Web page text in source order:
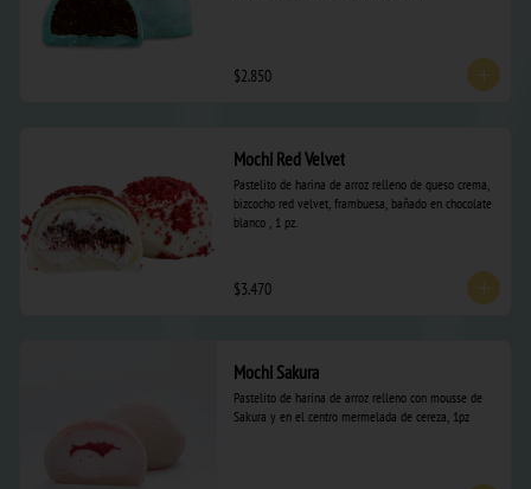
$2.850
Mochi Red Velvet
Pastelito de harina de arroz relleno de queso crema,
bizcocho red velvet, frambuesa, bañado en chocolate
blanco , 1 pz.
$3.470
Mochi Sakura
Pastelito de harina de arroz relleno con mousse de
Sakura y en el centro mermelada de cereza, 1pz